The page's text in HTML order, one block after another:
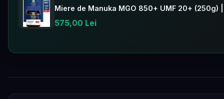
Miere de Manuka MGO 850+ UMF 20+ (250g)
575,00 Lei